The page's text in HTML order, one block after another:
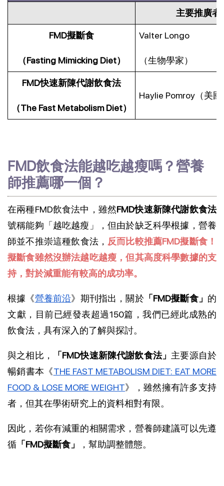
主要推廣者
FMD擬斷食
（Fasting Mimicking Diet）
Valter Longo
（生物學家）
FMD快速新陳代謝飲食法
（The Fast Metabolism Diet）
Haylie Pomroy（美
FMD飲食法能越吃越瘦嗎？營養
師推薦哪一個？
在兩種FMD飲食法中，雖然FMD快速新陳代謝飲食法
號稱能夠「越吃越瘦」，但由於缺乏科學根據，營養
師並不推崇這種飲食法， 反而比較推薦FMD擬斷食！
擬斷食雖然沒辦法越吃越瘦，但其高度科學數據的支
持，對於減重能有較高的成功率。
根據《營養前沿》期刊指出，關於「FMD擬斷食」 的
文獻，目前已經發表超過150篇，我們已經此成熟的
飲食法，具有深入的了解與探討。
與之相比， 「FMD快速新陳代謝飲食法」 主要源自於
暢銷書本《THE FAST METABOLISM DIET: EAT MORE
FOOD & LOSE MORE WEIGHT》，雖然擁有許多支持
者，但其在學術研究上的資料相對有限。
因此，若你有減重的相關需求，營養師建議可以先遵
循 「FMD擬斷食」 ，幫助調整體態。